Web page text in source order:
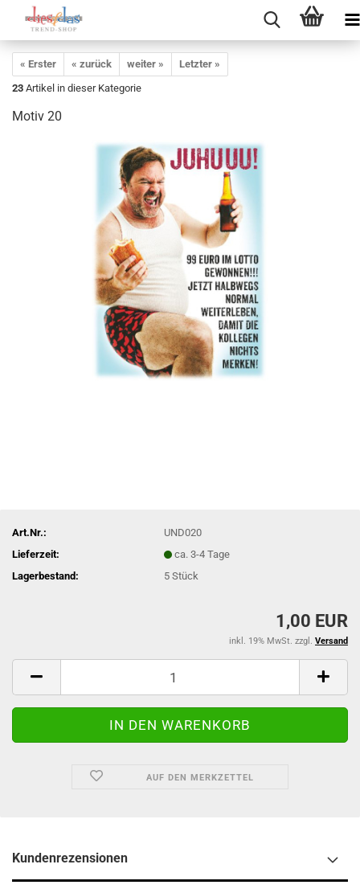
« Erster « zurück weiter »
Letzter »
23 Artikel in dieser Kategorie
Motiv 20
Art.Nr.:
UND020
Lieferzeit:
ca. 3-4 Tage
Lagerbestand:
5Stück
1,00 EUR
inkl. 19% MwSt. zzgl. Versand
AUF DEN MERKZETTEL
Kundenrezensionen